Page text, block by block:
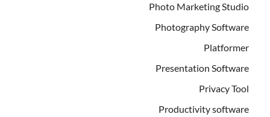
Photo Marketing Studio
Photography Software
Platformer
Presentation Software
Privacy Tool
Productivity software